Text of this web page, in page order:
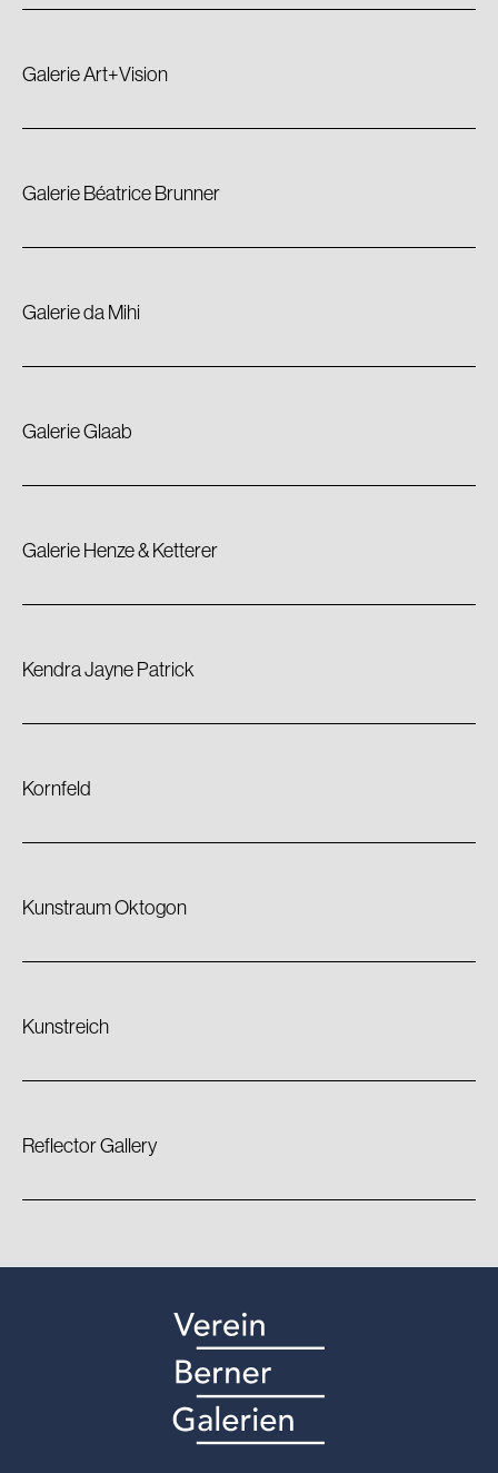
Galerie Art+Vision
Galerie Béatrice Brunner
Galerie da Mihi
Galerie Glaab
Galerie Henze & Ketterer
Kendra Jayne Patrick
Kornfeld
Kunstraum Oktogon
Kunstreich
Reflector Gallery